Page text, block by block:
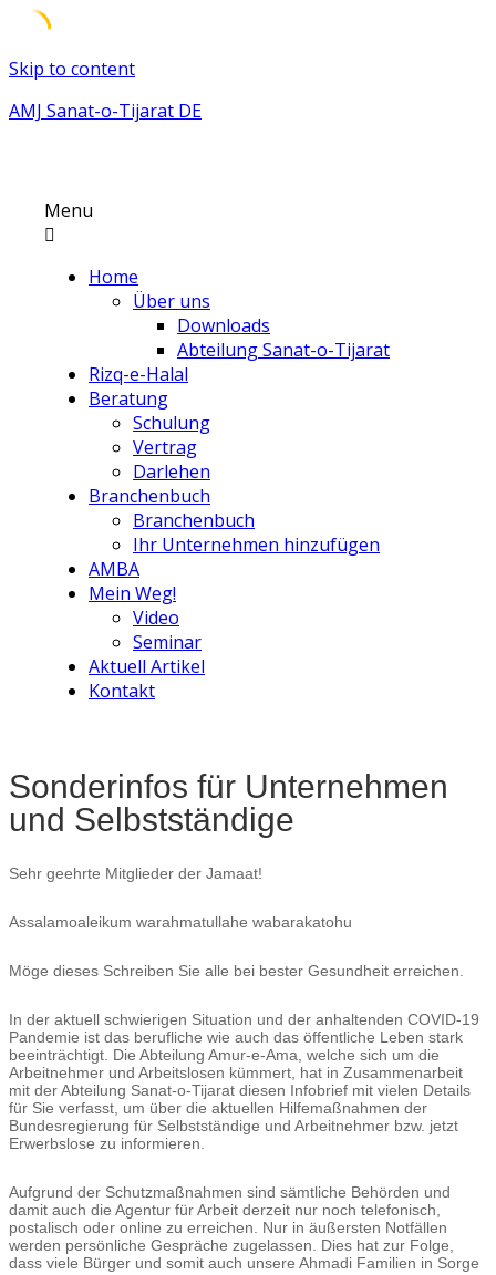
Skip to content
AMJ Sanat-o-Tijarat DE
Menu
Home
Über uns
Downloads
Abteilung Sanat-o-Tijarat
Rizq-e-Halal
Beratung
Schulung
Vertrag
Darlehen
Branchenbuch
Branchenbuch
Ihr Unternehmen hinzufügen
AMBA
Mein Weg!
Video
Seminar
Aktuell Artikel
Kontakt
Sonderinfos für Unternehmen
und Selbstständige
Sehr geehrte Mitglieder der Jamaat!
Assalamoaleikum warahmatullahe wabarakatohu
Möge dieses Schreiben Sie alle bei bester Gesundheit erreichen.
In der aktuell schwierigen Situation und der anhaltenden COVID-19
Pandemie ist das berufliche wie auch das öffentliche Leben stark
beeinträchtigt. Die Abteilung Amur-e-Ama , welche sich um die
Arbeitnehmer und Arbeitslosen kümmert, hat in Zusammenarbeit
mit der Abteilung Sanat-o-Tijarat diesen Infobrief mit vielen Details
für Sie verfasst, um über die aktuellen Hilfemaßnahmen der
Bundesregierung für Selbstständige und Arbeitnehmer bzw. jetzt
Erwerbslose zu informieren.
Aufgrund der Schutzmaßnahmen sind sämtliche Behörden und
damit auch die Agentur für Arbeit derzeit nur noch telefonisch,
postalisch oder online zu erreichen. Nur in äußersten Notfällen
werden persönliche Gespräche zugelassen. Dies hat zur Folge,
dass viele Bürger und somit auch unsere Ahmadi Familien in Sorge